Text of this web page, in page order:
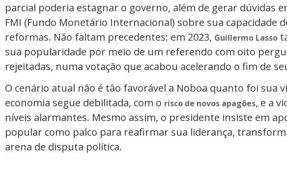
parcial poderia estagnar o governo, além de gerar dúvidas
FMI (Fundo Monetário Internacional) sobre sua capacidade
reformas. Não faltam precedentes: em 2023, Guillermo Lasso
sua popularidade por meio de um referendo com oito
rejeitadas, numa votação que acabou acelerando o fim de
O cenário atual não é tão favorável a Noboa quanto foi sua
economia segue debilitada, com o risco de novos apagões, e a
níveis alarmantes. Mesmo assim, o presidente insiste em
popular como palco para reafirmar sua liderança,
arena de disputa política.